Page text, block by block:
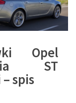
Opel
ST
spis